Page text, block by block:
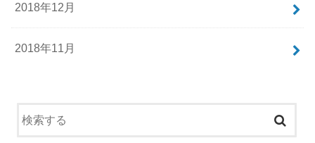
2018年12月
2018年11月